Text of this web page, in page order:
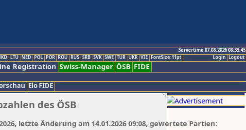
Servertime 07.08.2026 08:33:45
Logout
Login
LTU NED POL POR ROU RUS SRB SVK SWE TUR UKR VIE FontSize:11pt
Registration Swiss-Manager ÖSB FIDE
Elo FIDE
des ÖSB
letzte Änderung am 14.01.2026 09:08, gewertete Partien: